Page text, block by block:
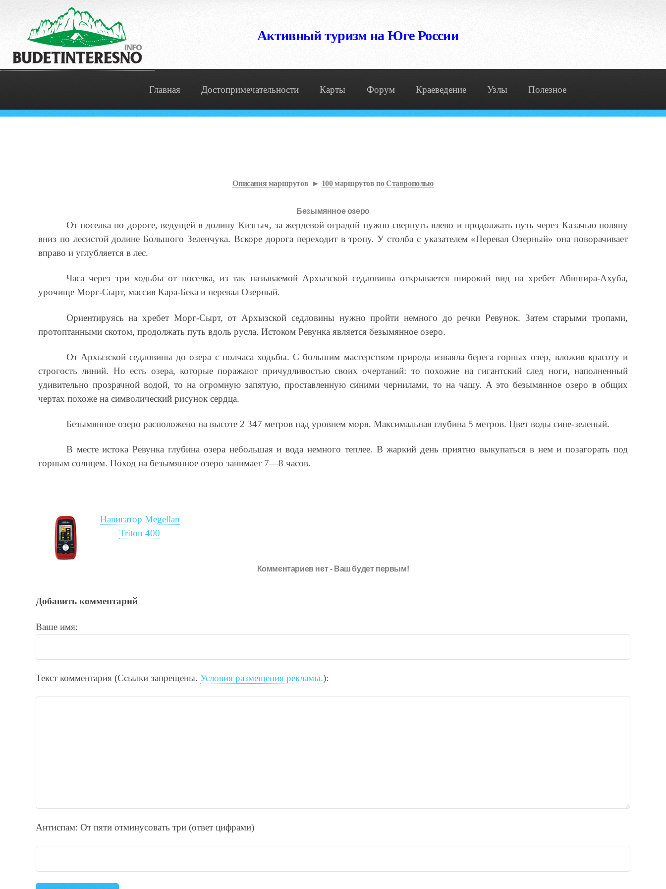
Активный туризм на Юге России
Главная Достопримечательности Карты Форум Краеведение Узлы Полезное
Описания маршрутов ► 100 маршрутов по Ставрополью
Безымянное озеро
От поселка по дороге, ведущей в долину Кизгыч, за жердевой оградой нужно свернуть влево и продолжать путь через Казачью поляну
вниз по лесистой долине Большого Зеленчука. Вскоре дорога переходит в тропу. У столба с указателем «Перевал Озерный» она поворачивает
вправо и углубляется в лес.
Часа через три ходьбы от поселка, из так называе­мой Архызской седловины открывается широкий вид на хребет Абишира-Ахуба,
урочище Морг-Сырт, массив Кара-Бека и перевал Озерный.
Ориентируясь на хребет Морг-Сырт, от Архызской седловины нужно пройти немного до речки Ревунок. Затем старыми тропами,
протоптанными скотом, продолжать путь вдоль русла. Истоком Ревунка является безымянное озеро.
От Архызской седловины до озера с полчаса ходьбы. С большим мастерством природа изваяла берега горных озер, вложив красоту и
строгость линий. Но есть озера, которые поражают причудливостью своих очертаний: то похожие на гигантский след ноги, наполненный
удивительно прозрачной водой, то на огромную запятую, проставленную синими чернилами, то на чашу. А это безымянное озеро в общих
чертах похоже на символический рисунок сердца.
Безымянное озеро расположено на высоте 2 347 метров над уровнем моря. Максимальная глубина 5 метров. Цвет воды сине-зеленый.
В месте истока Ревунка глубина озера небольшая и вода немного теплее. В жаркий день приятно выкупаться в нем и позагорать под
горным солнцем. Поход на безымянное озеро занимает 7—8 часов.
Навигатор Megellan
Triton 400
Комментариев нет - Ваш будет первым!
Добавить комментарий
Ваше имя:
Текст комментария (Ссылки запрещены. Условия размещения рекламы.):
Антиспам: От пяти отминycовать тpи (ответ цифрами)